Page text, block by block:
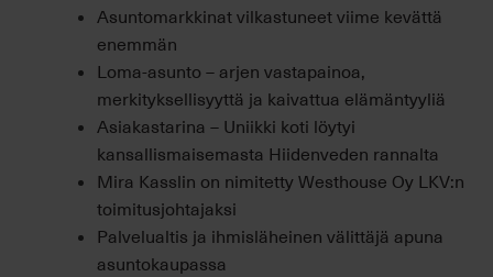
Asuntomarkkinat vilkastuneet viime kevättä
enemmän
Loma-asunto – arjen vastapainoa,
merkityksellisyyttä ja kaivattua elämäntyyliä
Asiakastarina – Uniikki koti löytyi
kansallismaisemasta Hiidenveden rannalta
Mira Kasslin on nimitetty Westhouse Oy LKV:n
toimitusjohtajaksi
Palvelualtis ja ihmisläheinen välittäjä apuna
asuntokaupassa